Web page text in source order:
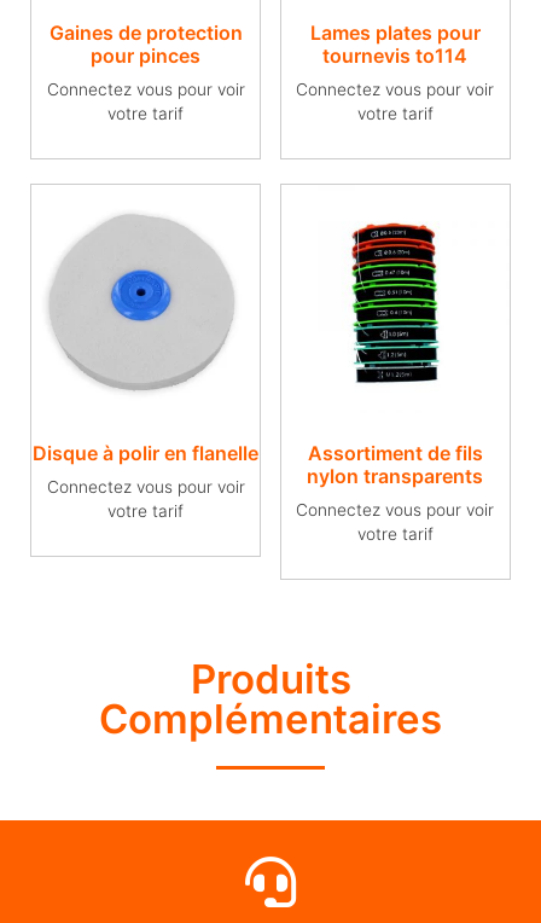
Gaines de protection
pour pinces
Connectez vous pour voir
votre tarif
Lames plates pour
tournevis to114
Connectez vous pour voir
votre tarif
Disque à polir en flanelle
Connectez vous pour voir
votre tarif
Assortiment de fils
nylon transparents
Connectez vous pour voir
votre tarif
Produits
Complémentaires